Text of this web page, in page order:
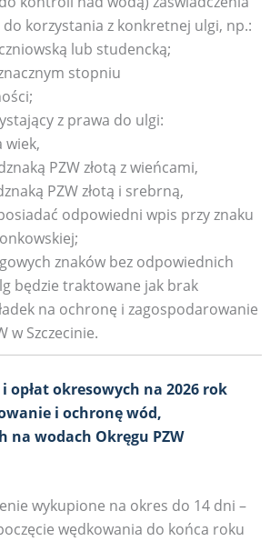
korzystania z konkretnej ulgi, np.:
lub studencką;
stopniu
z prawa do ulgi:
wiek,
PZW złotą z wieńcami,
PZW złotą i srebrną,
odpowiedni wpis przy znaku
znaków bez odpowiednich
będzie traktowane jak brak
na ochronę i zagospodarowanie
w Szczecinie.
opłat okresowych na 2026 rok
i ochronę wód,
na wodach Okręgu PZW
wykupione na okres do 14 dni –
wędkowania do końca roku